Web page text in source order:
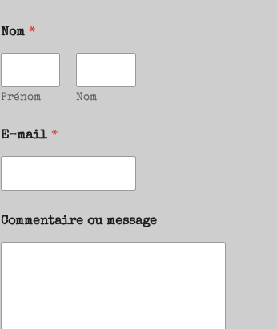
Nom *
Prénom Nom
E-mail *
Commentaire ou message